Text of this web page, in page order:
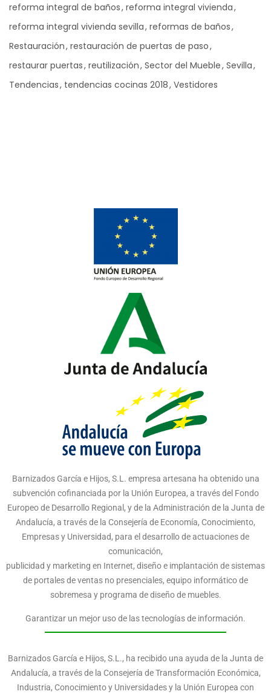
reforma integral de baños reforma integral vivienda
reforma integral vivienda sevilla reformas de baños
Restauración restauración de puertas de paso
restaurar puertas reutilización Sector del Mueble Sevilla
Tendencias tendencias cocinas 2018 Vestidores
Barnizados García e Hijos, S.L. empresa artesana ha obtenido una
subvención cofinanciada por la Unión Europea, a través del Fondo
Europeo de Desarrollo Regional, y de la Administración de la Junta de
Andalucía, a través de la Consejería de Economía, Conocimiento,
Empresas y Universidad, para el desarrollo de actuaciones de
comunicación,
publicidad y marketing en Internet, diseño e implantación de sistemas
de portales de ventas no presenciales, equipo informático de
sobremesa y programa de diseño de muebles.
Garantizar un mejor uso de las tecnologías de información.
Barnizados García e Hijos, S.L., ha recibido una ayuda de la Junta de
Andalucía, a través de la Consejería de Transformación Económica,
Industria, Conocimiento y Universidades y la Unión Europea con